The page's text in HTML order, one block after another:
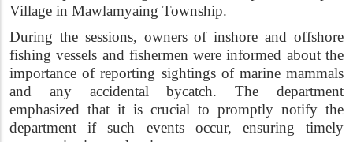
Village in Mawlamyaing Township.
During the sessions, owners of inshore and offshore
fishing vessels and fishermen were informed about the
importance of reporting sightings of marine mammals
and any accidental bycatch. The department
emphasized that it is crucial to promptly notify the
department if such events occur, ensuring timely